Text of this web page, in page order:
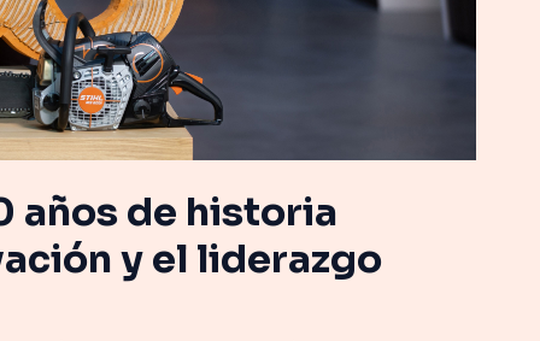
años de historia
y el liderazgo